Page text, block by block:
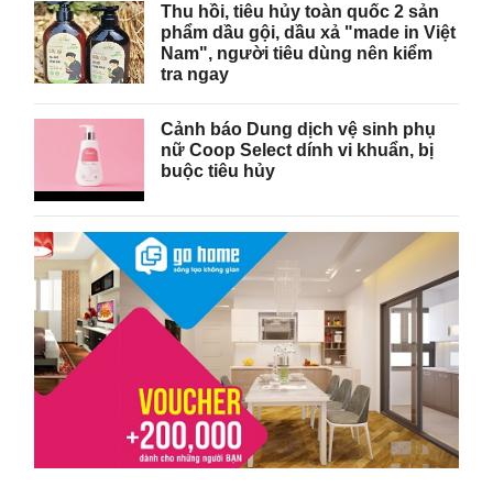
Thu hồi, tiêu hủy toàn quốc 2 sản
phẩm dầu gội, dầu xả "made in Việt
Nam", người tiêu dùng nên kiểm
tra ngay
Cảnh báo Dung dịch vệ sinh phụ
nữ Coop Select dính vi khuẩn, bị
buộc tiêu hủy